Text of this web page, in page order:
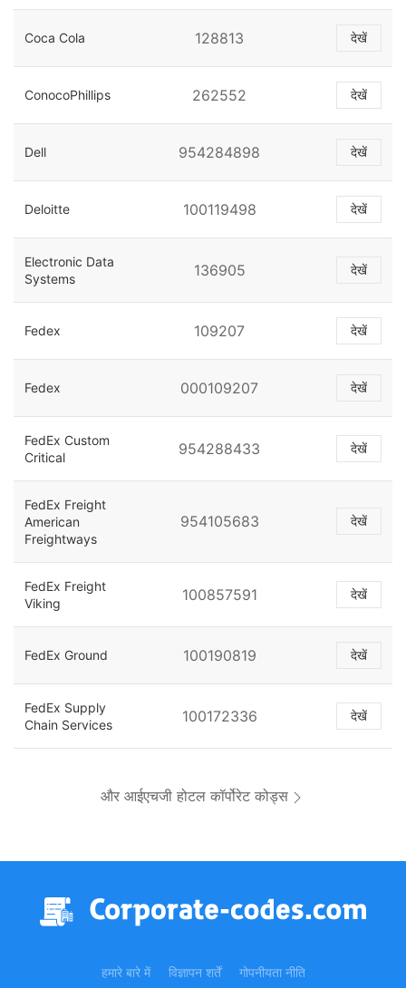
Coca Cola 128813 देखें
ConocoPhillips 262552 देखें
Dell 954284898 देखें
Deloitte 100119498 देखें
Electronic Data
Systems
136905 देखें
Fedex 109207 देखें
Fedex 000109207 देखें
FedEx Custom
Critical
954288433 देखें
FedEx Freight
American
Freightways
954105683 देखें
FedEx Freight
Viking
100857591 देखें
FedEx Ground 100190819 देखें
FedEx Supply
Chain Services
100172336 देखें
और आईएचजी होटल कॉर्पोरेट कोड्स
हमारे बारे में विज्ञापन शर्तें गोपनीयता नीति